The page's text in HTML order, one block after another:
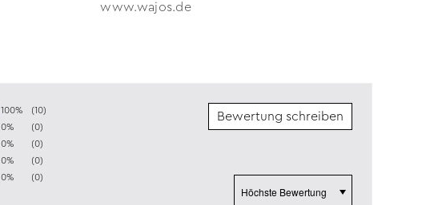
www.wajos.de
Bewertung schreiben
100%
(10)
0%
(0)
0%
(0)
0%
(0)
0%
(0)